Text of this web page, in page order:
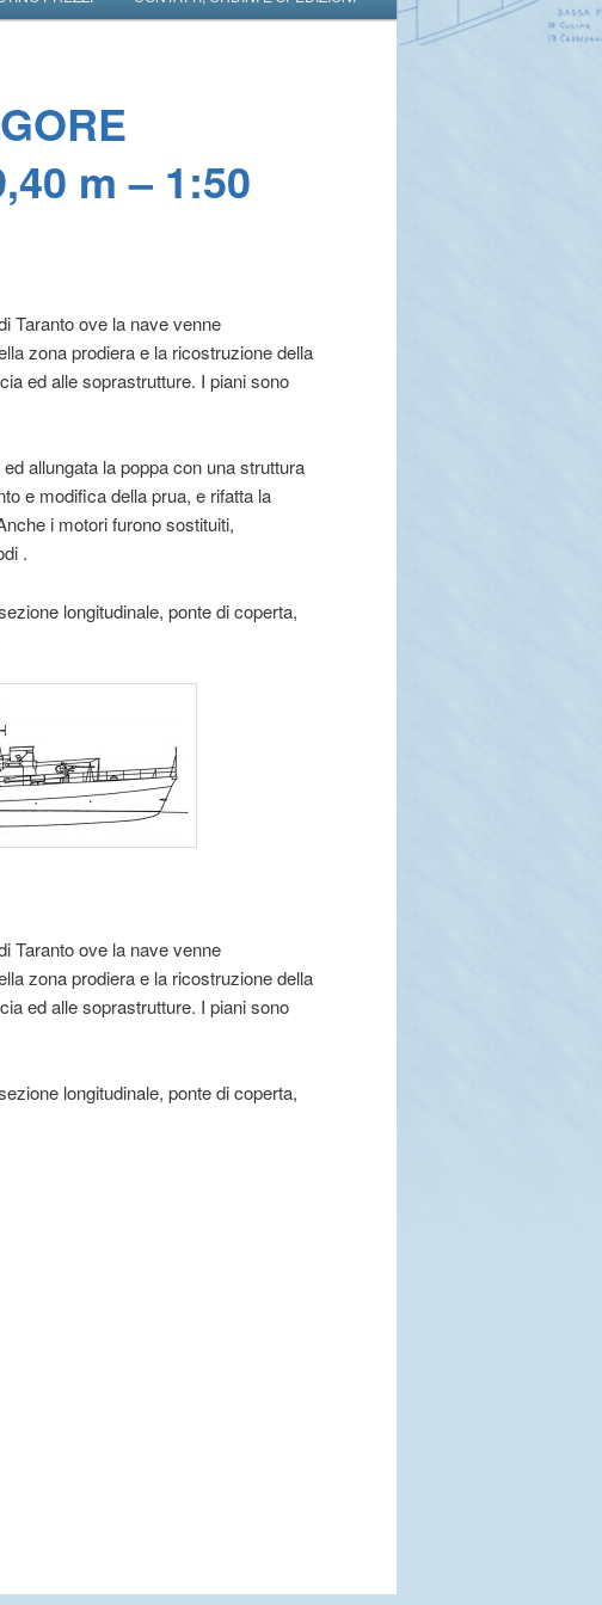
m – 1:50
Taranto ove la nave venne
zona prodiera e la ricostruzione della
ed alle soprastrutture. I piani sono
allungata la poppa con una struttura
e modifica della prua, e rifatta la
i motori furono sostituiti,
.
longitudinale, ponte di coperta,
Taranto ove la nave venne
zona prodiera e la ricostruzione della
ed alle soprastrutture. I piani sono
longitudinale, ponte di coperta,